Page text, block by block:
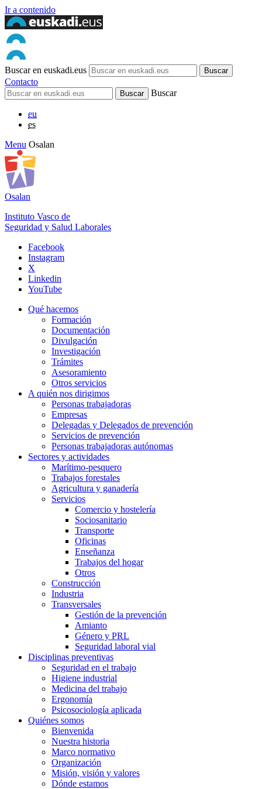
Ir a contenido
Buscar en euskadi.eus
Contacto
Buscar
eu
es
Menu Osalan
Osalan
Instituto Vasco de
Seguridad y Salud Laborales
Facebook
Instagram
X
Linkedin
YouTube
Qué hacemos
Formación
Documentación
Divulgación
Investigación
Trámites
Asesoramiento
Otros servicios
A quién nos dirigimos
Personas trabajadoras
Empresas
Delegadas y Delegados de prevención
Servicios de prevención
Personas trabajadoras autónomas
Sectores y actividades
Marítimo-pesquero
Trabajos forestales
Agricultura y ganadería
Servicios
Comercio y hostelería
Sociosanitario
Transporte
Oficinas
Enseñanza
Trabajos del hogar
Otros
Construcción
Industria
Transversales
Gestión de la prevención
Amianto
Género y PRL
Seguridad laboral vial
Disciplinas preventivas
Seguridad en el trabajo
Higiene industrial
Medicina del trabajo
Ergonomía
Psicosociología aplicada
Quiénes somos
Bienvenida
Nuestra historia
Marco normativo
Organización
Misión, visión y valores
Dónde estamos